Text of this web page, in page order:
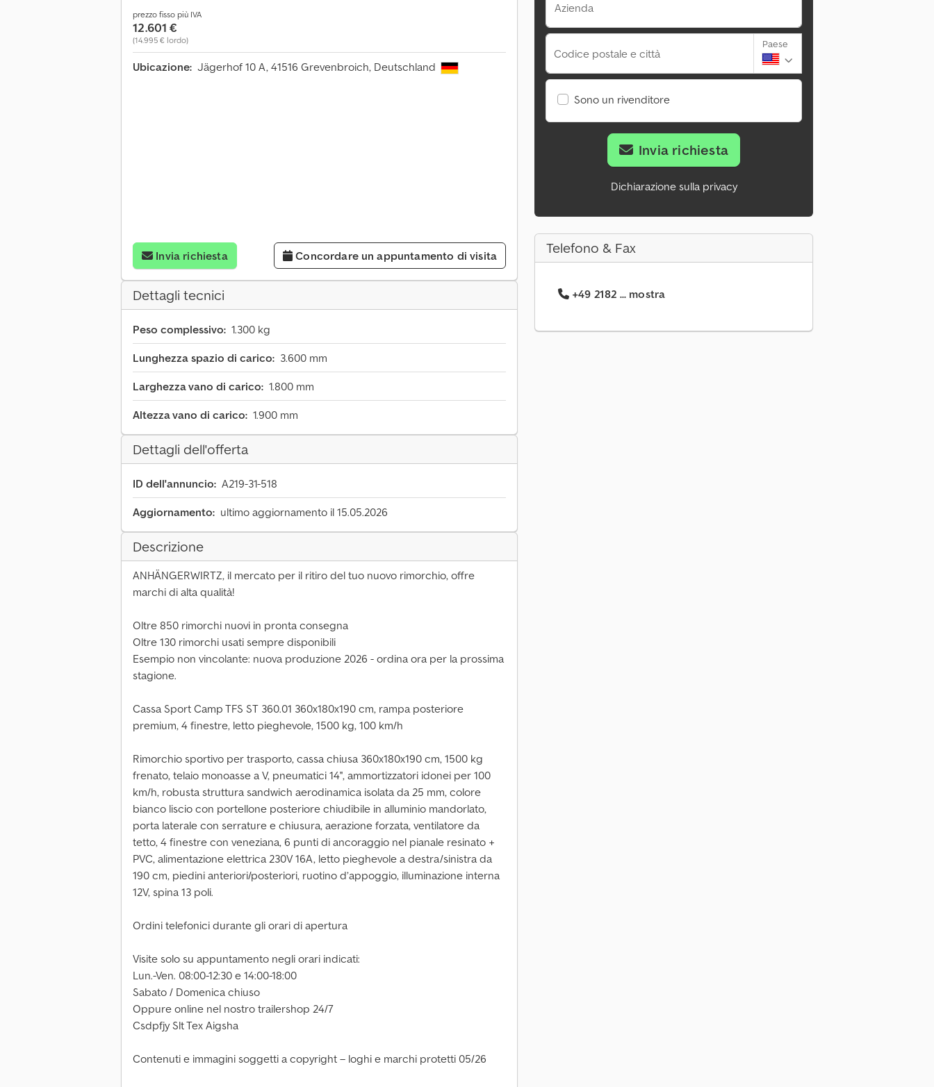
prezzo fisso più IVA
12.601 €
(14.995 € lordo)
Ubicazione: Jägerhof 10 A, 41516 Grevenbroich, Deutschland
Invia richiesta Concordare un appuntamento di visita
Dettagli tecnici
Peso complessivo: 1.300 kg
Lunghezza spazio di carico: 3.600 mm
Larghezza vano di carico: 1.800 mm
Altezza vano di carico: 1.900 mm
Dettagli dell'offerta
ID dell'annuncio: A219-31-518
Aggiornamento: ultimo aggiornamento il 15.05.2026
Descrizione
ANHÄNGERWIRTZ, il mercato per il ritiro del tuo nuovo rimorchio, offre
marchi di alta qualità!
Oltre 850 rimorchi nuovi in pronta consegna
Oltre 130 rimorchi usati sempre disponibili
Esempio non vincolante: nuova produzione 2026 - ordina ora per la prossima
stagione.
Cassa Sport Camp TFS ST 360.01 360x180x190 cm, rampa posteriore
premium, 4 finestre, letto pieghevole, 1500 kg, 100 km/h
Rimorchio sportivo per trasporto, cassa chiusa 360x180x190 cm, 1500 kg
frenato, telaio monoasse a V, pneumatici 14'', ammortizzatori idonei per 100
km/h, robusta struttura sandwich aerodinamica isolata da 25 mm, colore
bianco liscio con portellone posteriore chiudibile in alluminio mandorlato,
porta laterale con serrature e chiusura, aerazione forzata, ventilatore da
tetto, 4 finestre con veneziana, 6 punti di ancoraggio nel pianale resinato +
PVC, alimentazione elettrica 230V 16A, letto pieghevole a destra/sinistra da
190 cm, piedini anteriori/posteriori, ruotino d’appoggio, illuminazione interna
12V, spina 13 poli.
Ordini telefonici durante gli orari di apertura
Visite solo su appuntamento negli orari indicati:
Lun.-Ven. 08:00-12:30 e 14:00-18:00
Sabato / Domenica chiuso
Oppure online nel nostro trailershop 24/7
Csdpfjy Slt Tex Aigsha
Contenuti e immagini soggetti a copyright – loghi e marchi protetti 05/26
Azienda
Codice postale e città
Paese
Sono un rivenditore
Invia richiesta
Dichiarazione sulla privacy
Telefono & Fax
+49 2182 ... mostra